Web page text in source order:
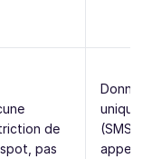
de
pas
Données
(SMS et
appels